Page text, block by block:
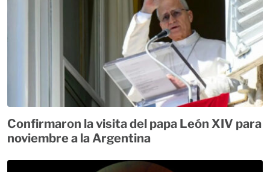
Confirmaron la visita del papa León XIV para
noviembre a la Argentina